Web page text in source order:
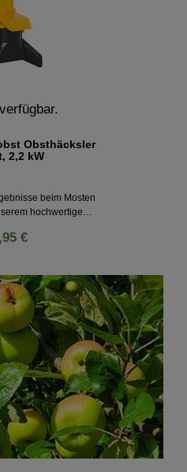
Obsthäcksler
2,2 kW
beim Mosten
hochwertigen
Schnitt für maximale
Bedienung,
und Made in
Obsthäcksler von
Wahl für die eigene
€